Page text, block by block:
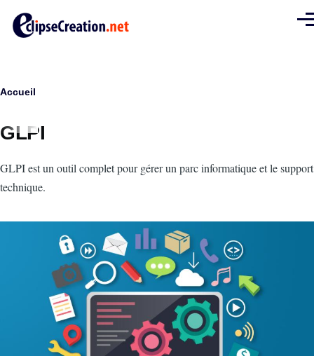
Fil
Accueil
GLPI
Intro
GLPI est un outil complet pour gérer un parc informatique et le support
technique.